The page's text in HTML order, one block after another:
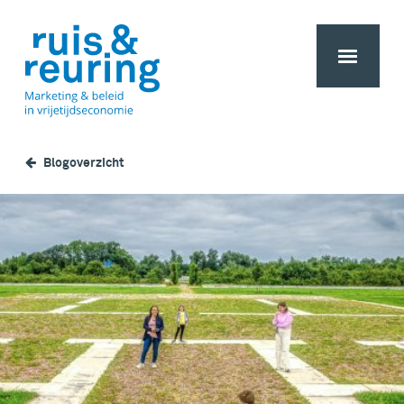
Blogoverzicht